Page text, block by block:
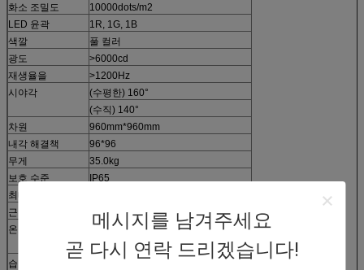
메시지를 남겨주세요
곧 다시 연락 드리겠습니다!
화소 조밀도
10000dots/m2
LED 윤곽
1R, 1G, 1B
색깔
풀 컬러
광도
>6000cd
재생율을
>1200Hz
시야각
(수평한) 160°
(수직) 140°
차원
960mm*960mm
내각 해결책
96*96
무게
35.0kg
보호 수준
IP65
최대 전력 소비
근원
DVI, RGB, CVBS, HDMI, YUV, SDI 등
온도
-20°C ~ (운영하기) +40°C
-20°C ~ +60°C (저장)
습도
10% ~ (운영하기) 90%